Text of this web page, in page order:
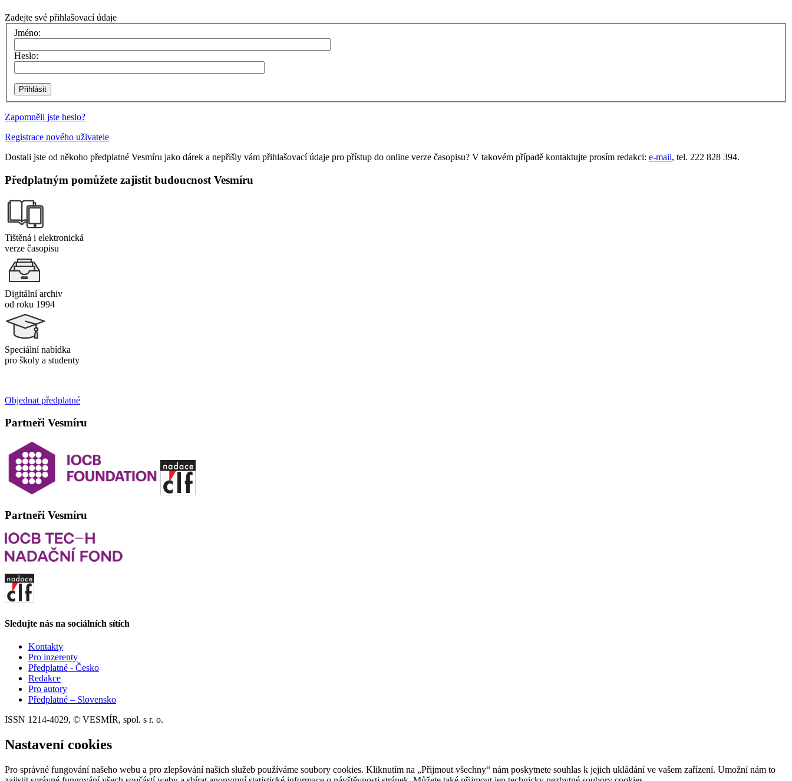
Zadejte své přihlašovací údaje
Jméno:
Heslo:
Zapomněli jste heslo?
Registrace nového uživatele
Dostali jste od někoho předplatné Vesmíru jako dárek a nepřišly vám přihlašovací údaje pro přístup do online verze časopisu? V takovém případě kontaktujte prosím redakci: e-mail, tel. 222 828 394.
Předplatným pomůžete zajistit budoucnost Vesmíru
Tištěná i elektronická
verze časopisu
Digitální archiv
od roku 1994
Speciální nabídka
pro školy a studenty
Objednat předplatné
Partneři Vesmíru
Partneři Vesmíru
Sledujte nás na sociálních sítích
Kontakty
Pro inzerenty
Předplatné - Česko
Redakce
Pro autory
Předplatné – Slovensko
ISSN 1214-4029, © VESMÍR, spol. s r. o.
Nastavení cookies
Pro správné fungování našeho webu a pro zlepšování našich služeb používáme soubory cookies. Kliknutím na „Přijmout všechny“ nám poskytnete souhlas k jejich ukládání ve vašem zařízení. Umožní nám to